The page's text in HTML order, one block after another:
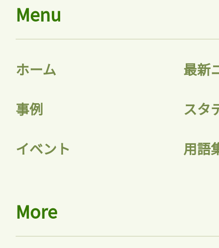
ログインが必
Menu
ホーム 最新
事例 スタ
イベント 用語
More